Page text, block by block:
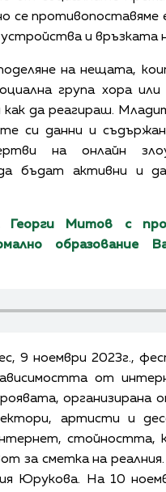
се противопоставяме
и връзката
на нещата,
група хора или
да реагираш.
си данни и
на онлайн
да бъдат активни и
Митов с
образование
9 ноември 2023г.,
от
организирана
артисти и
за сметка на
Юрукова. На 10